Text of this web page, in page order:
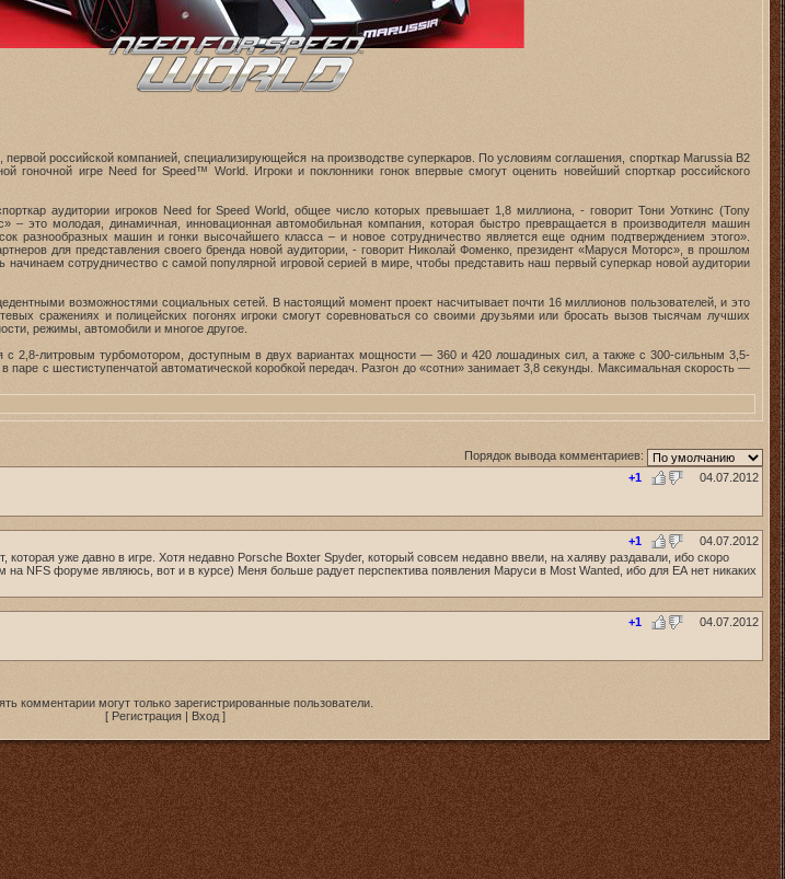
российской компанией, специализирующейся на производстве суперкаров. По условиям соглашения, спорткар Marussia B2
игре Need for Speed™ World. Игроки и поклонники гонок впервые смогут оценить новейший спорткар российского
аудитории игроков Need for Speed World, общее число которых превышает 1,8 миллиона, - говорит Тони Уоткинс (Tony
– это молодая, динамичная, инновационная автомобильная компания, которая быстро превращается в производителя машин
разнообразных машин и гонки высочайшего класса – и новое сотрудничество является еще одним подтверждением этого».
для представления своего бренда новой аудитории, - говорит Николай Фоменко, президент «Маруся Моторс», в прошлом
сотрудничество с самой популярной игровой серией в мире, чтобы представить наш первый суперкар новой аудитории
возможностями социальных сетей. В настоящий момент проект насчитывает почти 16 миллионов пользователей, и это
сражениях и полицейских погонях игроки смогут соревноваться со своими друзьями или бросать вызов тысячам лучших
режимы, автомобили и многое другое.
с 2,8-литровым турбомотором, доступным в двух вариантах мощности — 360 и 420 лошадиных сил, а также с 300-сильным 3,5-
с шестиступенчатой автоматической коробкой передач. Разгон до «сотни» занимает 3,8 секунды. Максимальная скорость —
Порядок вывода комментариев:
+1
04.07.2012
+1 04.07.2012
уже давно в игре. Хотя недавно Porsche Boxter Spyder, который совсем недавно ввели, на халяву раздавали, ибо скоро
NFS форуме являюсь, вот и в курсе) Меня больше радует перспектива появления Маруси в Most Wanted, ибо для ЕА нет никаких
+1 04.07.2012
комментарии могут только зарегистрированные пользователи.
[ Регистрация | Вход ]